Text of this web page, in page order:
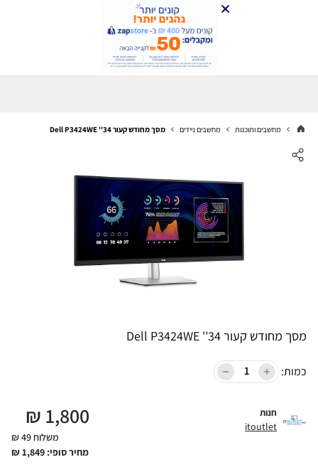
מחשבים ותוכנות מחשבים ניידים מסך מחודש קעור Dell P3424WE ''34
מסך מחודש קעור Dell P3424WE ''34
כמות:
חנות
itoutlet
1,800
₪
משלוח 49 ₪
מחיר סופי: 1,849
₪